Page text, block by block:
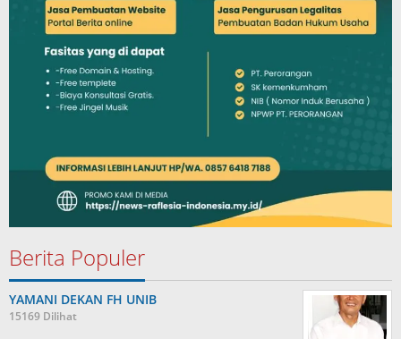
Berita Populer
YAMANI DEKAN FH UNIB
15169 Dilihat